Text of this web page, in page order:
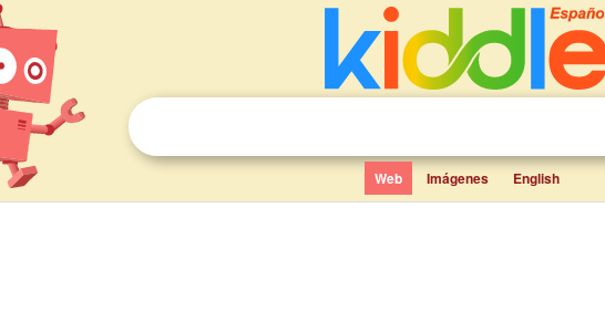
Web Imágenes English